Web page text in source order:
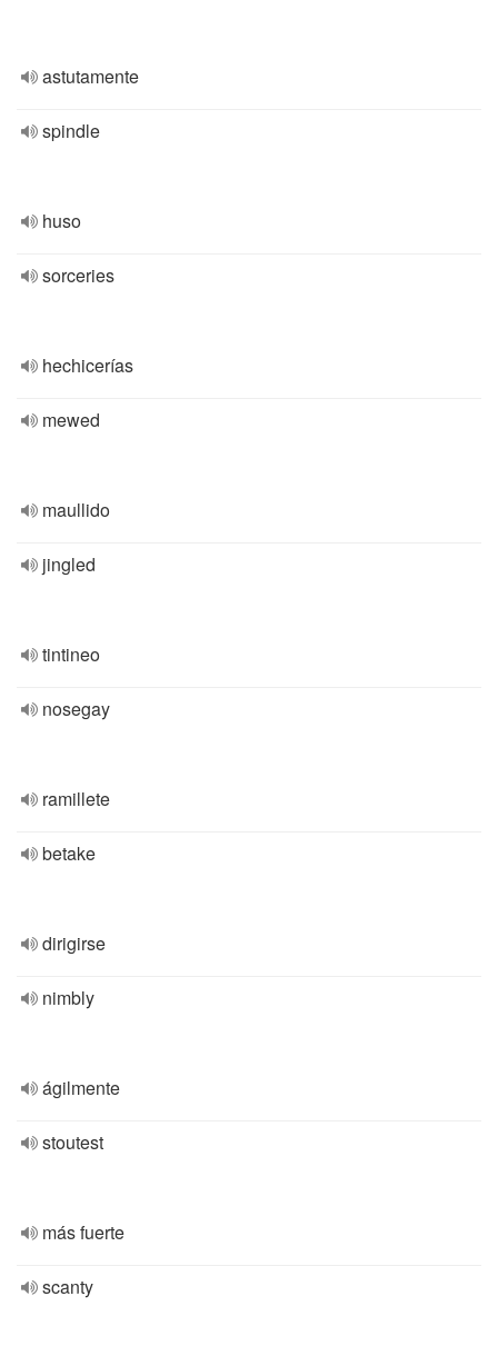
astutamente
spindle
huso
sorceries
hechicerías
mewed
maullido
jingled
tintineo
nosegay
ramillete
betake
dirigirse
nimbly
ágilmente
stoutest
más fuerte
scanty